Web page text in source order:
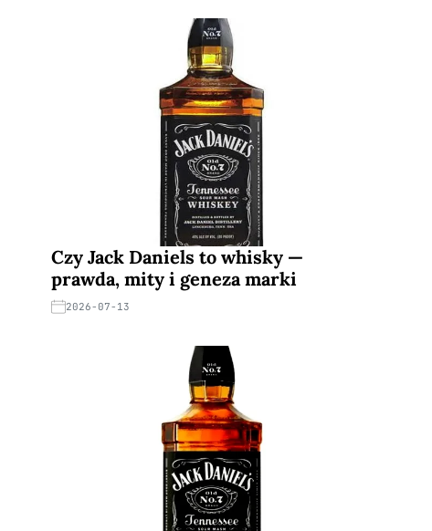
Czy Jack Daniels to whisky —
prawda, mity i geneza marki
2026-07-13